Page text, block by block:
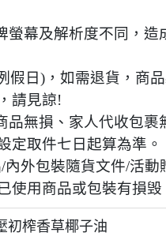
螢幕及解析度不同，
假日)，如需退貨，商
請見諒!
品無損、家人代收包
定取件七日起算為準。
外包裝隨貨文件/活
使用商品或包裝有損
初榨香草椰子油